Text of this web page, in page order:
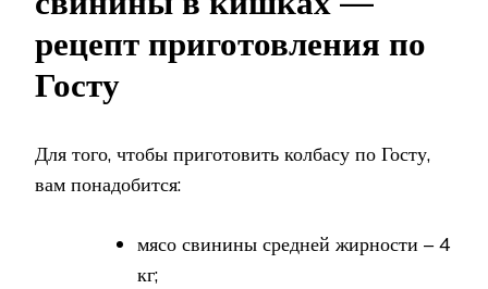
рецепт приготовления по
Госту
Для того, чтобы приготовить колбасу по Госту,
вам понадобится:
мясо свинины средней жирности – 4
кг;